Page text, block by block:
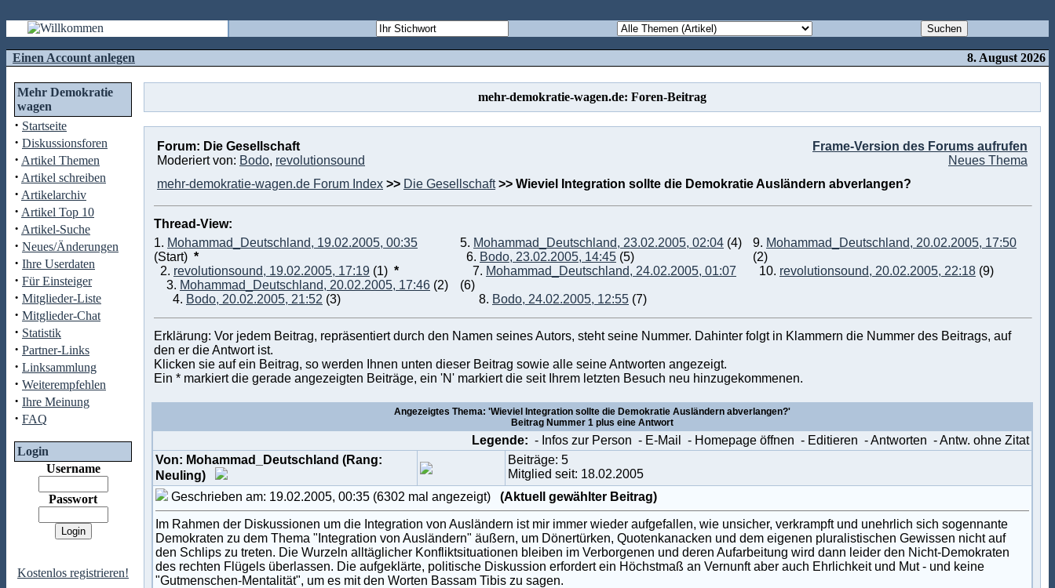
Einen Account anlegen 8. August 2026
Mehr Demokratie
wagen
· Startseite
· Diskussionsforen
· Artikel Themen
· Artikel schreiben
· Artikelarchiv
· Artikel Top 10
· Artikel-Suche
· Neues/Änderungen
· Ihre Userdaten
· Für Einsteiger
· Mitglieder-Liste
· Mitglieder-Chat
· Statistik
· Partner-Links
· Linksammlung
· Weiterempfehlen
· Ihre Meinung
· FAQ
Login
Username
Passwort
Kostenlos registrieren!
mehr-demokratie-wagen.de: Foren-Beitrag
Forum: Die Gesellschaft
Moderiert von: Bodo, revolutionsound
Frame-Version des Forums aufrufen
Neues Thema
mehr-demokratie-wagen.de Forum Index >> Die Gesellschaft >> Wieviel Integration sollte die Demokratie Ausländern abverlangen?
Thread-View:
1. Mohammad_Deutschland, 19.02.2005, 00:35
(Start) *
2. revolutionsound, 19.02.2005, 17:19 (1) *
3. Mohammad_Deutschland, 20.02.2005, 17:46 (2)
4. Bodo, 20.02.2005, 21:52 (3)
5. Mohammad_Deutschland, 23.02.2005, 02:04 (4)
6. Bodo, 23.02.2005, 14:45 (5)
7. Mohammad_Deutschland, 24.02.2005, 01:07
(6)
8. Bodo, 24.02.2005, 12:55 (7)
9. Mohammad_Deutschland, 20.02.2005, 17:50
(2)
10. revolutionsound, 20.02.2005, 22:18 (9)
Erklärung: Vor jedem Beitrag, repräsentiert durch den Namen seines Autors, steht seine Nummer. Dahinter folgt in Klammern die Nummer des Beitrags, auf
den er die Antwort ist.
Klicken sie auf ein Beitrag, so werden Ihnen unten dieser Beitrag sowie alle seine Antworten angezeigt.
Ein * markiert die gerade angezeigten Beiträge, ein 'N' markiert die seit Ihrem letzten Besuch neu hinzugekommenen.
Angezeigtes Thema: 'Wieviel Integration sollte die Demokratie Ausländern abverlangen?'
Beitrag Nummer 1 plus eine Antwort
Legende: - Infos zur Person - E-Mail - Homepage öffnen - Editieren - Antworten - Antw. ohne Zitat
Von: Mohammad_Deutschland (Rang:
Neuling)
Beiträge: 5
Mitglied seit: 18.02.2005
Geschrieben am: 19.02.2005, 00:35 (6302 mal angezeigt) (Aktuell gewählter Beitrag)
Im Rahmen der Diskussionen um die Integration von Ausländern ist mir immer wieder aufgefallen, wie unsicher, verkrampft und unehrlich sich sogennante
Demokraten zu dem Thema "Integration von Ausländern" äußern, um Dönertürken, Quotenkanacken und dem eigenen pluralistischen Gewissen nicht auf
den Schlips zu treten. Die Wurzeln alltäglicher Konfliktsituationen bleiben im Verborgenen und deren Aufarbeitung wird dann leider den Nicht-Demokraten
des rechten Flügels überlassen. Die aufgeklärte, politische Diskussion erfordert ein Höchstmaß an Vernunft aber auch Ehrlichkeit und Mut - und keine
"Gutmenschen-Mentalität", um es mit den Worten Bassam Tibis zu sagen.